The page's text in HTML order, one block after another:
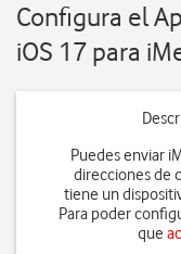
Configura el
iOS 17 para
Puedes enviar
direcciones de
tiene un
Para poder
que